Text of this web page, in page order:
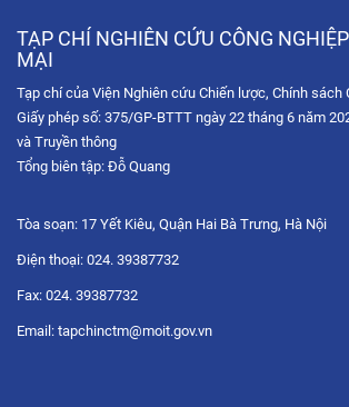
“Chuẩn hóa năng lực nghề nghiệp cho nhà
thương...
Hội chợ Hùng Vương 2026: Trải nghiệm
số qua chuỗi Livestream tương tác
Tọa đàm trực tuyến: Chiến lược phát triển thị
Diễn đàn Chuyển đổi số ngành Công Thương
nghệ hội tụ
Tọa đàm trực tuyến “Nâng cao năng lực xuất
nghiệp Việt Nam thông qua thương mại điện
TẠP CHÍ NGHIÊN CỨU CÔNG
MẠI
Tạp chí của Viện Nghiên cứu Chiến lược, Chính sách
Giấy phép số: 375/GP-BTTT ngày 22 tháng 6 năm
và Truyền thông
Tổng biên tập: Đỗ Quang
Tòa soạn: 17 Yết Kiêu, Quận Hai Bà Trưng, Hà Nội
Điện thoại: 024. 39387732
Fax: 024. 39387732
Email: tapchinctm@moit.gov.vn